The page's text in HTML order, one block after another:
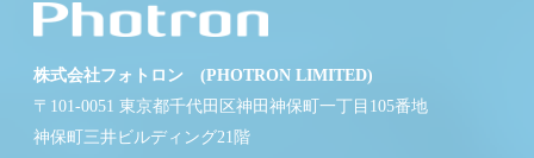
株式会社フォトロン (PHOTRON LIMITED)
〒101-0051 東京都千代田区神田神保町一丁目105番地
神保町三井ビルディング21階